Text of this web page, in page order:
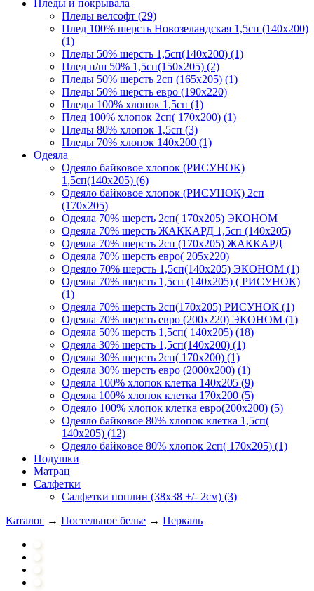
Пледы и покрывала
Пледы велсофт (29)
Плед 100% шерсть Новозеландская 1,5сп (140х200)
(1)
Пледы 50% шерсть 1,5сп(140х200) (1)
Плед п/ш 50% 1,5сп(150х205) (2)
Пледы 50% шерсть 2сп (165х205) (1)
Пледы 50% шерсть евро (190х220)
Пледы 100% хлопок 1,5сп (1)
Плед 100% хлопок 2сп( 170х200) (1)
Пледы 80% хлопок 1,5сп (3)
Пледы 70% хлопок 140х200 (1)
Одеяла
Одеяло байковое хлопок (РИСУНОК)
1,5сп(140х205) (6)
Одеяло байковое хлопок (РИСУНОК) 2сп
(170х205)
Одеяла 70% шерсть 2сп( 170х205) ЭКОНОМ
Одеяла 70% шерсть ЖАККАРД 1,5сп (140х205)
Одеяла 70% шерсть 2сп (170х205) ЖАККАРД
Одеяла 70% шерсть евро( 205х220)
Одеяло 70% шерсть 1,5сп(140х205) ЭКОНОМ (1)
Одеяла 70% шерсть 1,5сп (140х205) ( РИСУНОК)
(1)
Одеяла 70% шерсть 2сп(170х205) РИСУНОК (1)
Одеяла 70% шерсть евро (200х220) ЭКОНОМ (1)
Одеяла 50% шерсть 1,5сп( 140х205) (18)
Одеяла 30% шерсть 1,5сп(140х200) (1)
Одеяла 30% шерсть 2сп( 170х200) (1)
Одеяла 30% шерсть евро (2000х200) (1)
Одеяла 100% хлопок клетка 140х205 (9)
Одеяла 100% хлопок клетка 170х200 (5)
Одеяло 100% хлопок клетка евро(200х200) (5)
Одеяло байковое 80% хлопок клетка 1,5сп(
140х205) (12)
Одеяло байковое 80% хлопок 2сп( 170х205) (1)
Подушки
Матрац
Салфетки
Салфетки поплин (38х38 +/- 2см) (3)
Каталог → Постельное белье → Перкаль